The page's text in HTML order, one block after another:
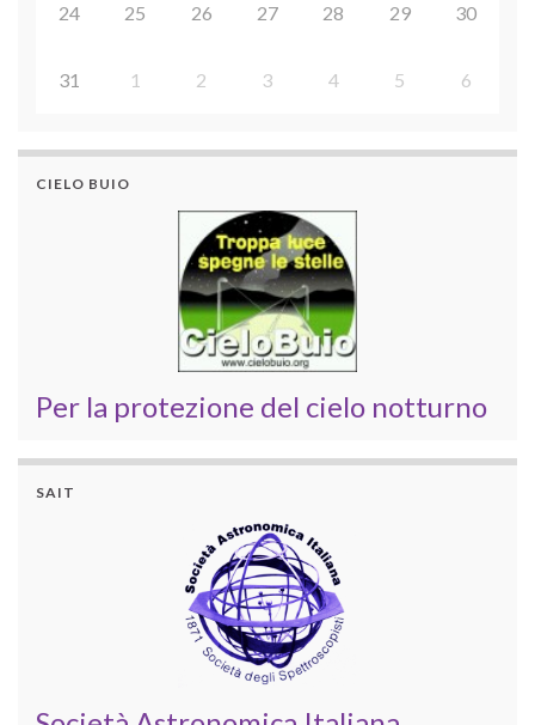
24 25 26 27 28 29 30
31 1 2 3 4 5 6
CIELO BUIO
Per la protezione del cielo notturno
SAIT